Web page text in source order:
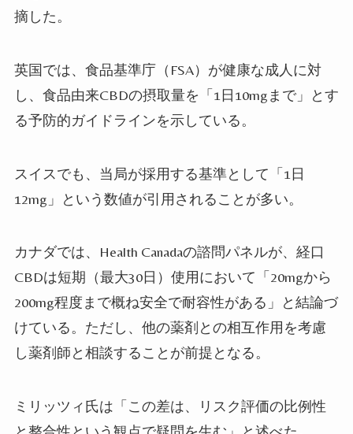
摘した。
英国では、食品基準庁（FSA）が健康な成人に対
し、食品由来CBDの摂取量を「1日10mgまで」とす
る予防的ガイドラインを示している。
スイスでも、当局が採用する基準として「1日
12mg」という数値が引用されることが多い。
カナダでは、Health Canadaの諮問パネルが、経口
CBDは短期（最大30日）使用において「20mgから
200mg程度まで概ね安全で耐容性がある」と結論づ
けている。ただし、他の薬剤との相互作用を考慮
し薬剤師と相談することが前提となる。
ミリッツィ氏は「この差は、リスク評価の比例性